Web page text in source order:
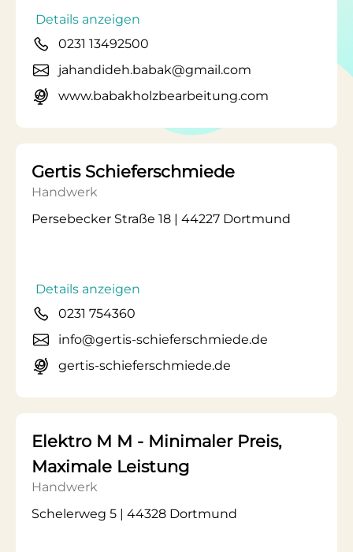
Details anzeigen
0231 13492500
jahandideh.babak@gmail.com
www.babakholzbearbeitung.com
Gertis Schieferschmiede
Handwerk
Persebecker Straße 18 | 44227 Dortmund
Details anzeigen
0231 754360
info@gertis-schieferschmiede.de
gertis-schieferschmiede.de
Elektro M M - Minimaler Preis,
Maximale Leistung
Handwerk
Schelerweg 5 | 44328 Dortmund